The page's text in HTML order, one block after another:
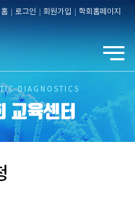
홈 로그인 회원가입 학회홈페이지
DIAGNOSTICS
교육센터